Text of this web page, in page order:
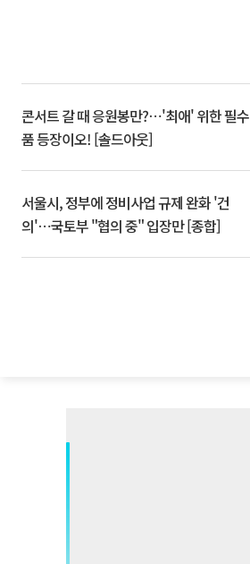
콘서트 갈 때 응원봉만?⋯'최애' 위한 필수
품 등장이오! [솔드아웃]
서울시, 정부에 정비사업 규제 완화 '건
의'⋯국토부 "협의 중" 입장만 [종합]